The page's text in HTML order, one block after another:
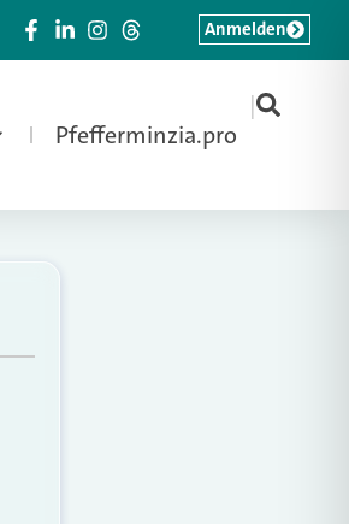
Pfefferminzia.pro
|
Anmelden